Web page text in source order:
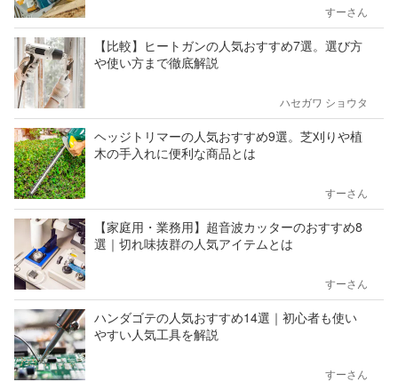
すーさん
【比較】ヒートガンの人気おすすめ7選。選び方
や使い方まで徹底解説
ハセガワ ショウタ
ヘッジトリマーの人気おすすめ9選。芝刈りや植
木の手入れに便利な商品とは
すーさん
【家庭用・業務用】超音波カッターのおすすめ8
選｜切れ味抜群の人気アイテムとは
すーさん
ハンダゴテの人気おすすめ14選｜初心者も使い
やすい人気工具を解説
すーさん